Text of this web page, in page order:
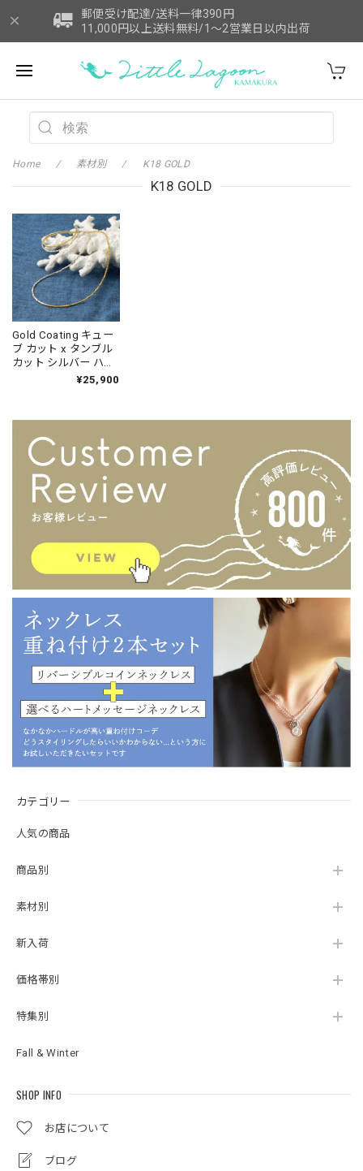
郵便受け配達/送料一律390円
11,000円以上送料無料/1～2営業日以内出荷
カテゴリー
人気の商品
商品別
素材別
新入荷
価格帯別
特集別
Fall & Winter
SHOP INFO
お店について
ブログ
Home 素材別 K18 GOLD
K18 GOLD
Gold Coating キュー
ブ カット x タンブル
カット シルバー ハー
フ & ハーフ ネックレ
¥25,900